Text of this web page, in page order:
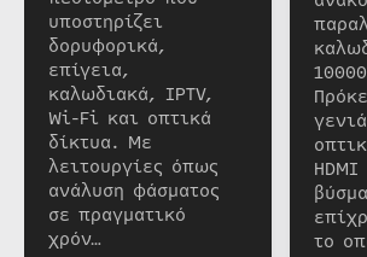
υποστηρίζει
δορυφορικά,
επίγεια,
καλωδιακά, IPTV,
Wi-Fi και οπτικά
δίκτυα. Με
λειτουργίες όπως
ανάλυση φάσματος
σε πραγματικό
χρόν…
το